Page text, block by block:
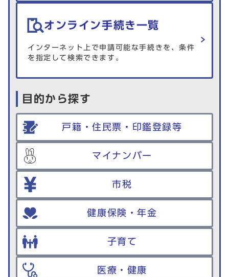
オンライン手続き一覧
インターネット上で申請可能な手続きを、条件
を指定して検索できます。
目的から探す
戸籍・住民票・印鑑登録等
マイナンバー
市税
健康保険・年金
子育て
医療・健康